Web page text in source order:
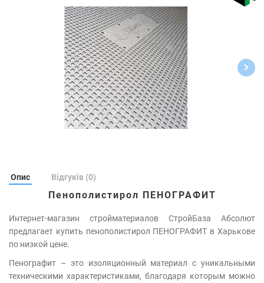
Опис Відгуків (0)
Пенополистирол ПЕНОГРАФИТ
Интернет-магазин стройматериалов СтройБаза Абсолют
предлагает купить пенополистирол ПЕНОГРАФИТ в Харькове
по низкой цене.
Пенографит – это изоляционный материал с уникальными
техническими характеристиками, благодаря которым можно